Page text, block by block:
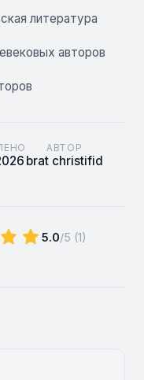
литература
авторов
АВТОР
brat christifid
5.0/5 (1)